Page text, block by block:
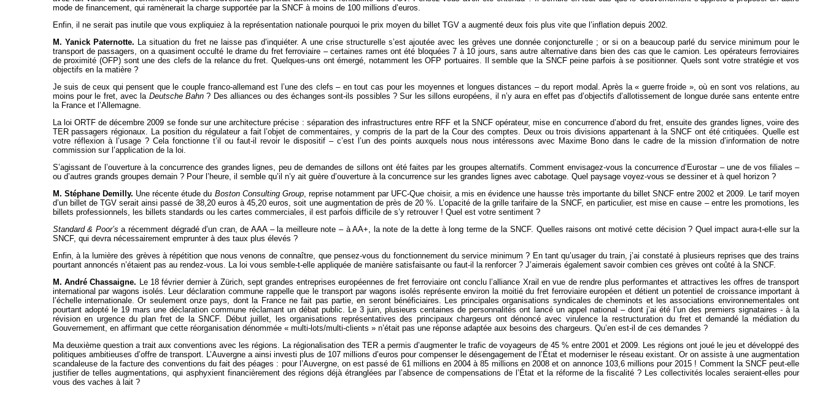
mode de financement, qui ramènerait la charge supportée par la SNCF à moins de 100 millions d’euros.
Enfin, il ne serait pas inutile que vous expliquiez à la représentation nationale pourquoi le prix moyen du billet TGV a augmenté deux fois plus vite que l’inflation depuis 2002.
M. Yanick Paternotte. La situation du fret ne laisse pas d’inquiéter. A une crise structurelle s’est ajoutée avec les grèves une donnée conjoncturelle ; or si on a beaucoup parlé du service minimum pour le
transport de passagers, on a quasiment occulté le drame du fret ferroviaire – certaines rames ont été bloquées 7 à 10 jours, sans autre alternative dans bien des cas que le camion. Les opérateurs ferroviaires
de proximité (OFP) sont une des clefs de la relance du fret. Quelques-uns ont émergé, notamment les OFP portuaires. Il semble que la SNCF peine parfois à se positionner. Quels sont votre stratégie et vos
objectifs en la matière ?
Je suis de ceux qui pensent que le couple franco-allemand est l’une des clefs – en tout cas pour les moyennes et longues distances – du report modal. Après la « guerre froide », où en sont vos relations, au
moins pour le fret, avec la Deutsche Bahn ? Des alliances ou des échanges sont-ils possibles ? Sur les sillons européens, il n’y aura en effet pas d’objectifs d’allotissement de longue durée sans entente entre
la France et l’Allemagne.
La loi ORTF de décembre 2009 se fonde sur une architecture précise : séparation des infrastructures entre RFF et la SNCF opérateur, mise en concurrence d’abord du fret, ensuite des grandes lignes, voire des
TER passagers régionaux. La position du régulateur a fait l’objet de commentaires, y compris de la part de la Cour des comptes. Deux ou trois divisions appartenant à la SNCF ont été critiquées. Quelle est
votre réflexion à l’usage ? Cela fonctionne t’il ou faut-il revoir le dispositif – c’est l’un des points auxquels nous nous intéressons avec Maxime Bono dans le cadre de la mission d’information de notre
commission sur l’application de la loi.
S’agissant de l’ouverture à la concurrence des grandes lignes, peu de demandes de sillons ont été faites par les groupes alternatifs. Comment envisagez-vous la concurrence d’Eurostar – une de vos filiales –
ou d’autres grands groupes demain ? Pour l’heure, il semble qu’il n’y ait guère d’ouverture à la concurrence sur les grandes lignes avec cabotage. Quel paysage voyez-vous se dessiner et à quel horizon ?
M. Stéphane Demilly. Une récente étude du Boston Consulting Group, reprise notamment par UFC-Que choisir, a mis en évidence une hausse très importante du billet SNCF entre 2002 et 2009. Le tarif moyen
d’un billet de TGV serait ainsi passé de 38,20 euros à 45,20 euros, soit une augmentation de près de 20 %. L’opacité de la grille tarifaire de la SNCF, en particulier, est mise en cause – entre les promotions, les
billets professionnels, les billets standards ou les cartes commerciales, il est parfois difficile de s’y retrouver ! Quel est votre sentiment ?
Standard & Poor’s a récemment dégradé d’un cran, de AAA – la meilleure note – à AA+, la note de la dette à long terme de la SNCF. Quelles raisons ont motivé cette décision ? Quel impact aura-t-elle sur la
SNCF, qui devra nécessairement emprunter à des taux plus élevés ?
Enfin, à la lumière des grèves à répétition que nous venons de connaître, que pensez-vous du fonctionnement du service minimum ? En tant qu’usager du train, j’ai constaté à plusieurs reprises que des trains
pourtant annoncés n’étaient pas au rendez-vous. La loi vous semble-t-elle appliquée de manière satisfaisante ou faut-il la renforcer ? J’aimerais également savoir combien ces grèves ont coûté à la SNCF.
M. André Chassaigne. Le 18 février dernier à Zürich, sept grandes entreprises européennes de fret ferroviaire ont conclu l’alliance Xrail en vue de rendre plus performantes et attractives les offres de transport
international par wagons isolés. Leur déclaration commune rappelle que le transport par wagons isolés représente environ la moitié du fret ferroviaire européen et détient un potentiel de croissance important à
l’échelle internationale. Or seulement onze pays, dont la France ne fait pas partie, en seront bénéficiaires. Les principales organisations syndicales de cheminots et les associations environnementales ont
pourtant adopté le 19 mars une déclaration commune réclamant un débat public. Le 3 juin, plusieurs centaines de personnalités ont lancé un appel national – dont j’ai été l’un des premiers signataires - à la
révision en urgence du plan fret de la SNCF. Début juillet, les organisations représentatives des principaux chargeurs ont dénoncé avec virulence la restructuration du fret et demandé la médiation du
Gouvernement, en affirmant que cette réorganisation dénommée « multi-lots/multi-clients » n’était pas une réponse adaptée aux besoins des chargeurs. Qu’en est-il de ces demandes ?
Ma deuxième question a trait aux conventions avec les régions. La régionalisation des TER a permis d’augmenter le trafic de voyageurs de 45 % entre 2001 et 2009. Les régions ont joué le jeu et développé des
politiques ambitieuses d’offre de transport. L’Auvergne a ainsi investi plus de 107 millions d’euros pour compenser le désengagement de l’État et moderniser le réseau existant. Or on assiste à une augmentation
scandaleuse de la facture des conventions du fait des péages : pour l’Auvergne, on est passé de 61 millions en 2004 à 85 millions en 2008 et on annonce 103,6 millions pour 2015 ! Comment la SNCF peut-elle
justifier de telles augmentations, qui asphyxient financièrement des régions déjà étranglées par l’absence de compensations de l’État et la réforme de la fiscalité ? Les collectivités locales seraient-elles pour
vous des vaches à lait ?